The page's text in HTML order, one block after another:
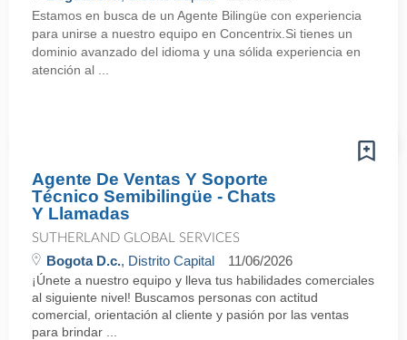
Estamos en busca de un Agente Bilingüe con experiencia
para unirse a nuestro equipo en Concentrix.Si tienes un
dominio avanzado del idioma y una sólida experiencia en
atención al ...
Agente De Ventas Y Soporte
Técnico Semibilingüe - Chats
Y Llamadas
SUTHERLAND GLOBAL SERVICES
Bogota D.c., Distrito Capital 11/06/2026
¡Únete a nuestro equipo y lleva tus habilidades comerciales
al siguiente nivel! Buscamos personas con actitud
comercial, orientación al cliente y pasión por las ventas
para brindar ...